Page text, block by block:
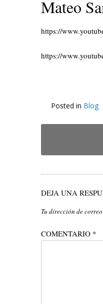
Mateo
https://
https://
Posted in Blog
Post
DEJA UNA
Tu dirección de
COMENTARIO *